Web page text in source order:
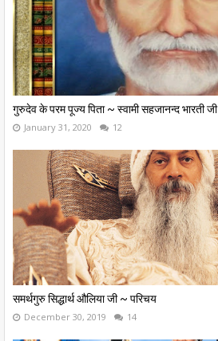
गुरुदेव के परम पूज्य पिता ~ स्वामी सहजानन्द भारती जी
January 31, 2020 12
समर्थगुरु सिद्धार्थ औलिया जी ~ परिचय
December 30, 2019 14